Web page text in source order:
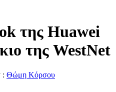
της Huawei
της WestNet
: Θώμη Κόρσου